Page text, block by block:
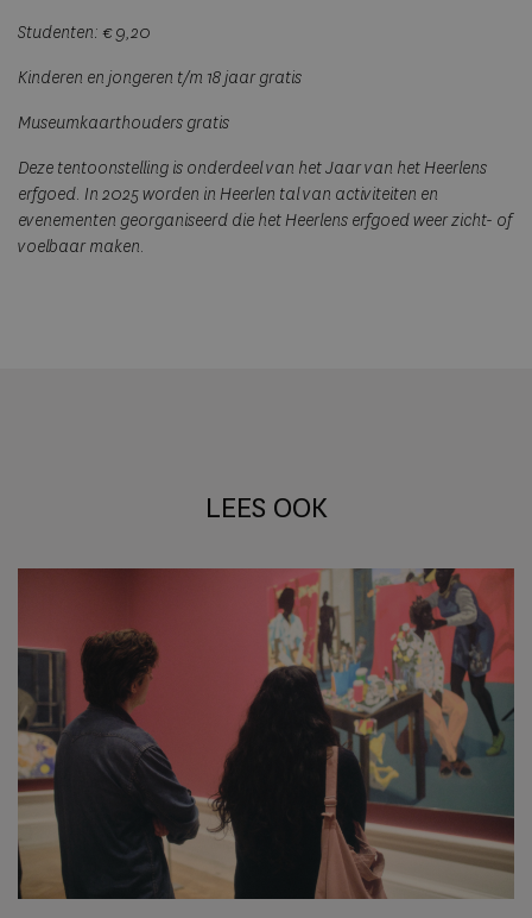
Studenten: € 9,20
Kinderen en jongeren t/m 18 jaar gratis
Museumkaarthouders gratis
Deze tentoonstelling is onderdeel van het Jaar van het Heerlens
erfgoed. In 2025 worden in Heerlen tal van activiteiten en
evenementen georganiseerd die het Heerlens erfgoed weer zicht- of
voelbaar maken.
LEES OOK